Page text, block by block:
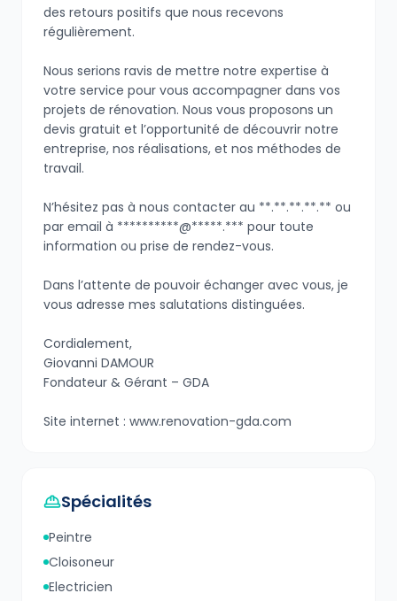
des retours positifs que nous recevons
régulièrement.
Nous serions ravis de mettre notre expertise à
votre service pour vous accompagner dans vos
projets de rénovation. Nous vous proposons un
devis gratuit et l’opportunité de découvrir notre
entreprise, nos réalisations, et nos méthodes de
travail.
N’hésitez pas à nous contacter au **.**.**.**.** ou
par email à **********@*****.*** pour toute
information ou prise de rendez-vous.
Dans l’attente de pouvoir échanger avec vous, je
vous adresse mes salutations distinguées.
Cordialement,
Giovanni DAMOUR
Fondateur & Gérant – GDA
Site internet : www.renovation-gda.com
Spécialités
Peintre
Cloisoneur
Electricien